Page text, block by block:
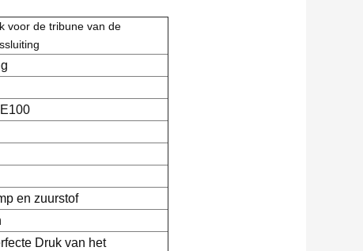
voor de tribune van de
en zuurstof
Druk van het